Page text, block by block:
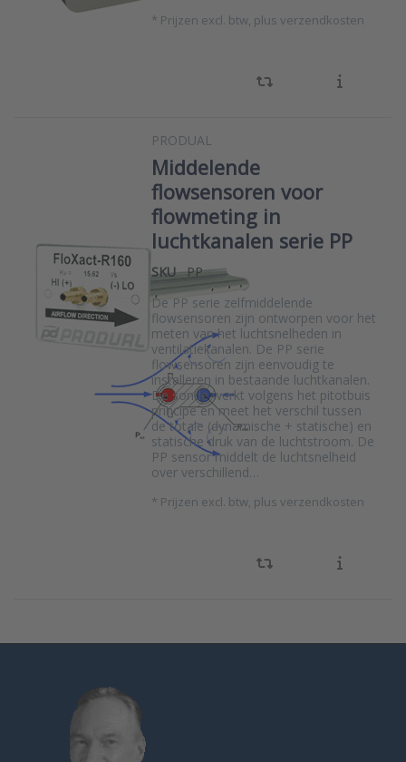
* Prijzen excl. btw, plus verzendkosten
PRODUAL
Middelende
flowsensoren voor
flowmeting in
luchtkanalen serie PP
SKU
PP
De PP serie zelfmiddelende
flowsensoren zijn ontworpen voor het
meten van het luchtsnelheden in
ventilatiekanalen. De PP serie
flowsensoren zijn eenvoudig te
installeren in bestaande luchtkanalen.
De sonde werkt volgens het pitotbuis
principe en meet het verschil tussen
de totale (dynamische + statische) en
statische druk van de luchtstroom. De
PP sensor middelt de luchtsnelheid
over verschillend…
* Prijzen excl. btw, plus verzendkosten